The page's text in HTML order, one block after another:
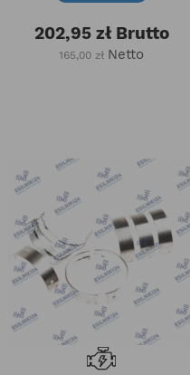
202,95 złBrutto
165,00 zł Netto